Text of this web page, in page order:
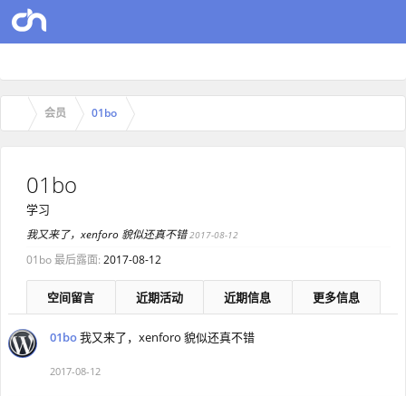
会员 01bo
01bo
学习
我又来了，xenforo 貌似还真不错2017-08-12
01bo 最后露面: 2017-08-12
空间留言 近期活动 近期信息 更多信息
01bo我又来了，xenforo 貌似还真不错
2017-08-12